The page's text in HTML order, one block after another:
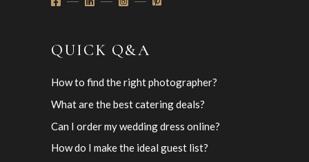
QUICK Q&A
How to find the right photographer?
What are the best catering deals?
Can I order my wedding dress online?
How do I make the ideal guest list?